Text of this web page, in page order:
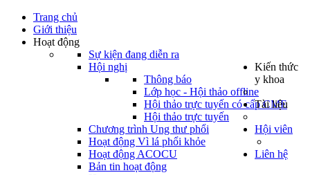
Trang chủ
Giới thiệu
Hoạt động
Sự kiện đang diễn ra
Hội nghị
Thông báo
Lớp học - Hội thảo offline
Hội thảo trực tuyến có cấp CME
Hội thảo trực tuyến
Chương trình Ung thư phổi
Hoạt động Vì lá phổi khỏe
Hoạt động ACOCU
Bản tin hoạt động
Kiến thức
y khoa
Tài liệu
Hội viên
Liên hệ